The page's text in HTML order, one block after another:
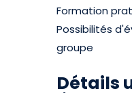
Formation
Possibilités
groupe
Détails